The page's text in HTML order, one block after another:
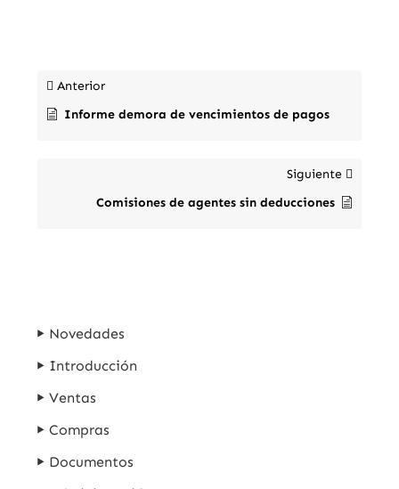
Novedades
Introducción
Ventas
Compras
Documentos
Anterior
Informe demora de vencimientos de pagos
Siguiente
Comisiones de agentes sin deducciones